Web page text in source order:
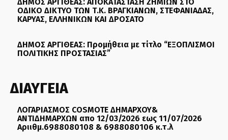
ΟΔΙΚΟ ΔΙΚΤΥΟ ΤΩΝ Τ.Κ. ΒΡΑΓΚΙΑΝΩΝ, ΣΤΕΦΑΝΙΑΔΑΣ,
ΚΑΡΥΑΣ, ΕΛΛΗΝΙΚΩΝ ΚΑΙ ΔΡΟΣΑΤΟ
ΔΗΜΟΣ ΑΡΓΙΘΕΑΣ: Προμήθεια με τίτλο “ΕΞΟΠΛΙΣΜΟΙ
ΠΟΛΙΤΙΚΗΣ ΠΡΟΣΤΑΣΙΑΣ”
ΔΙΑΥΓΕΙΑ
ΛΟΓΑΡΙΑΣΜΟΣ COSMOTE ΔΗΜΑΡΧΟΥ&
ΑΝΤΙΔΗΜΑΡΧΩΝ απο 12/03/2026 εως 11/07/2026
Αριιθμ.6988080108 & 6988080106 κ.τ.λ